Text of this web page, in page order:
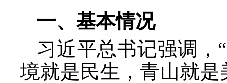
一、基本情况
习近平总书记强调，
境就是民生，青山就